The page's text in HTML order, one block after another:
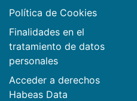
Política de Cookies
Finalidades en el
tratamiento de datos
personales
Acceder a derechos
Habeas Data